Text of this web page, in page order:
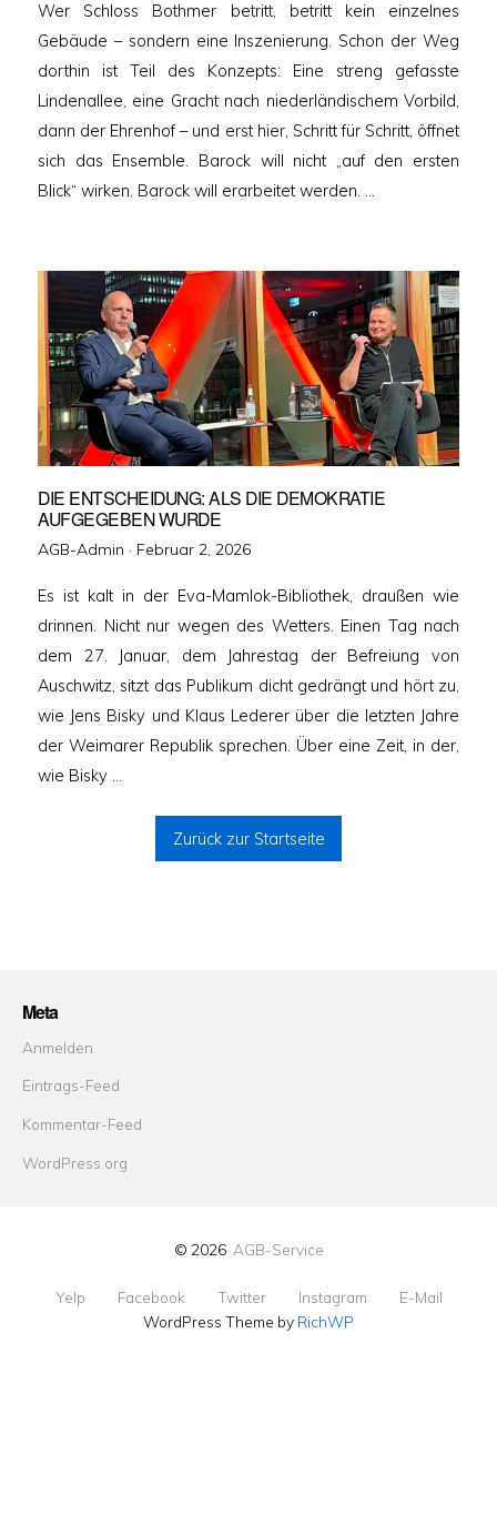
Wer Schloss Bothmer betritt, betritt kein einzelnes
Gebäude – sondern eine Inszenierung. Schon der Weg
dorthin ist Teil des Konzepts: Eine streng gefasste
Lindenallee, eine Gracht nach niederländischem Vorbild,
dann der Ehrenhof – und erst hier, Schritt für Schritt, öffnet
sich das Ensemble. Barock will nicht „auf den ersten
Blick“ wirken. Barock will erarbeitet werden. …
DIE ENTSCHEIDUNG: ALS DIE DEMOKRATIE
AUFGEGEBEN WURDE
AGB-Admin · Veröffentlicht
Februar 2, 2026
Es ist kalt in der Eva-Mamlok-Bibliothek, draußen wie
drinnen. Nicht nur wegen des Wetters. Einen Tag nach
dem 27. Januar, dem Jahrestag der Befreiung von
Auschwitz, sitzt das Publikum dicht gedrängt und hört zu,
wie Jens Bisky und Klaus Lederer über die letzten Jahre
der Weimarer Republik sprechen. Über eine Zeit, in der,
wie Bisky …
Zurück zur Startseite
Meta
Anmelden
Eintrags-Feed
Kommentar-Feed
WordPress.org
© 2026 AGB-Service
Yelp Facebook Twitter Instagram
E-Mail
WordPress Theme by RichWP